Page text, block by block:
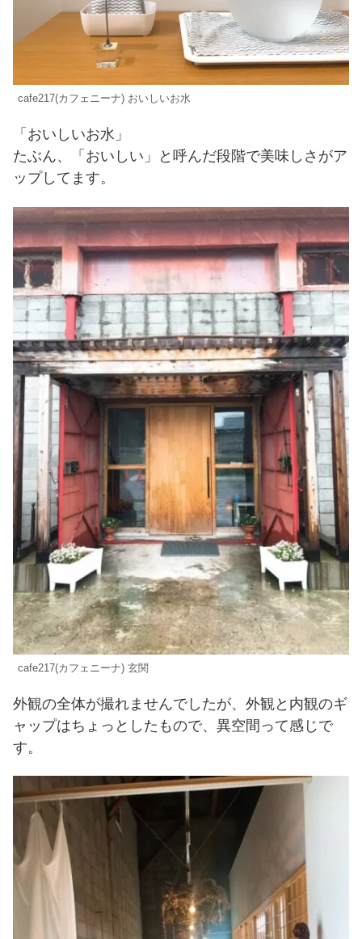
cafe217(カフェニーナ) おいしいお水
「おいしいお水」
たぶん、「おいしい」と呼んだ段階で美味しさがア
ップしてます。
cafe217(カフェニーナ) 玄関
外観の全体が撮れませんでしたが、外観と内観のギ
ャップはちょっとしたもので、異空間って感じで
す。